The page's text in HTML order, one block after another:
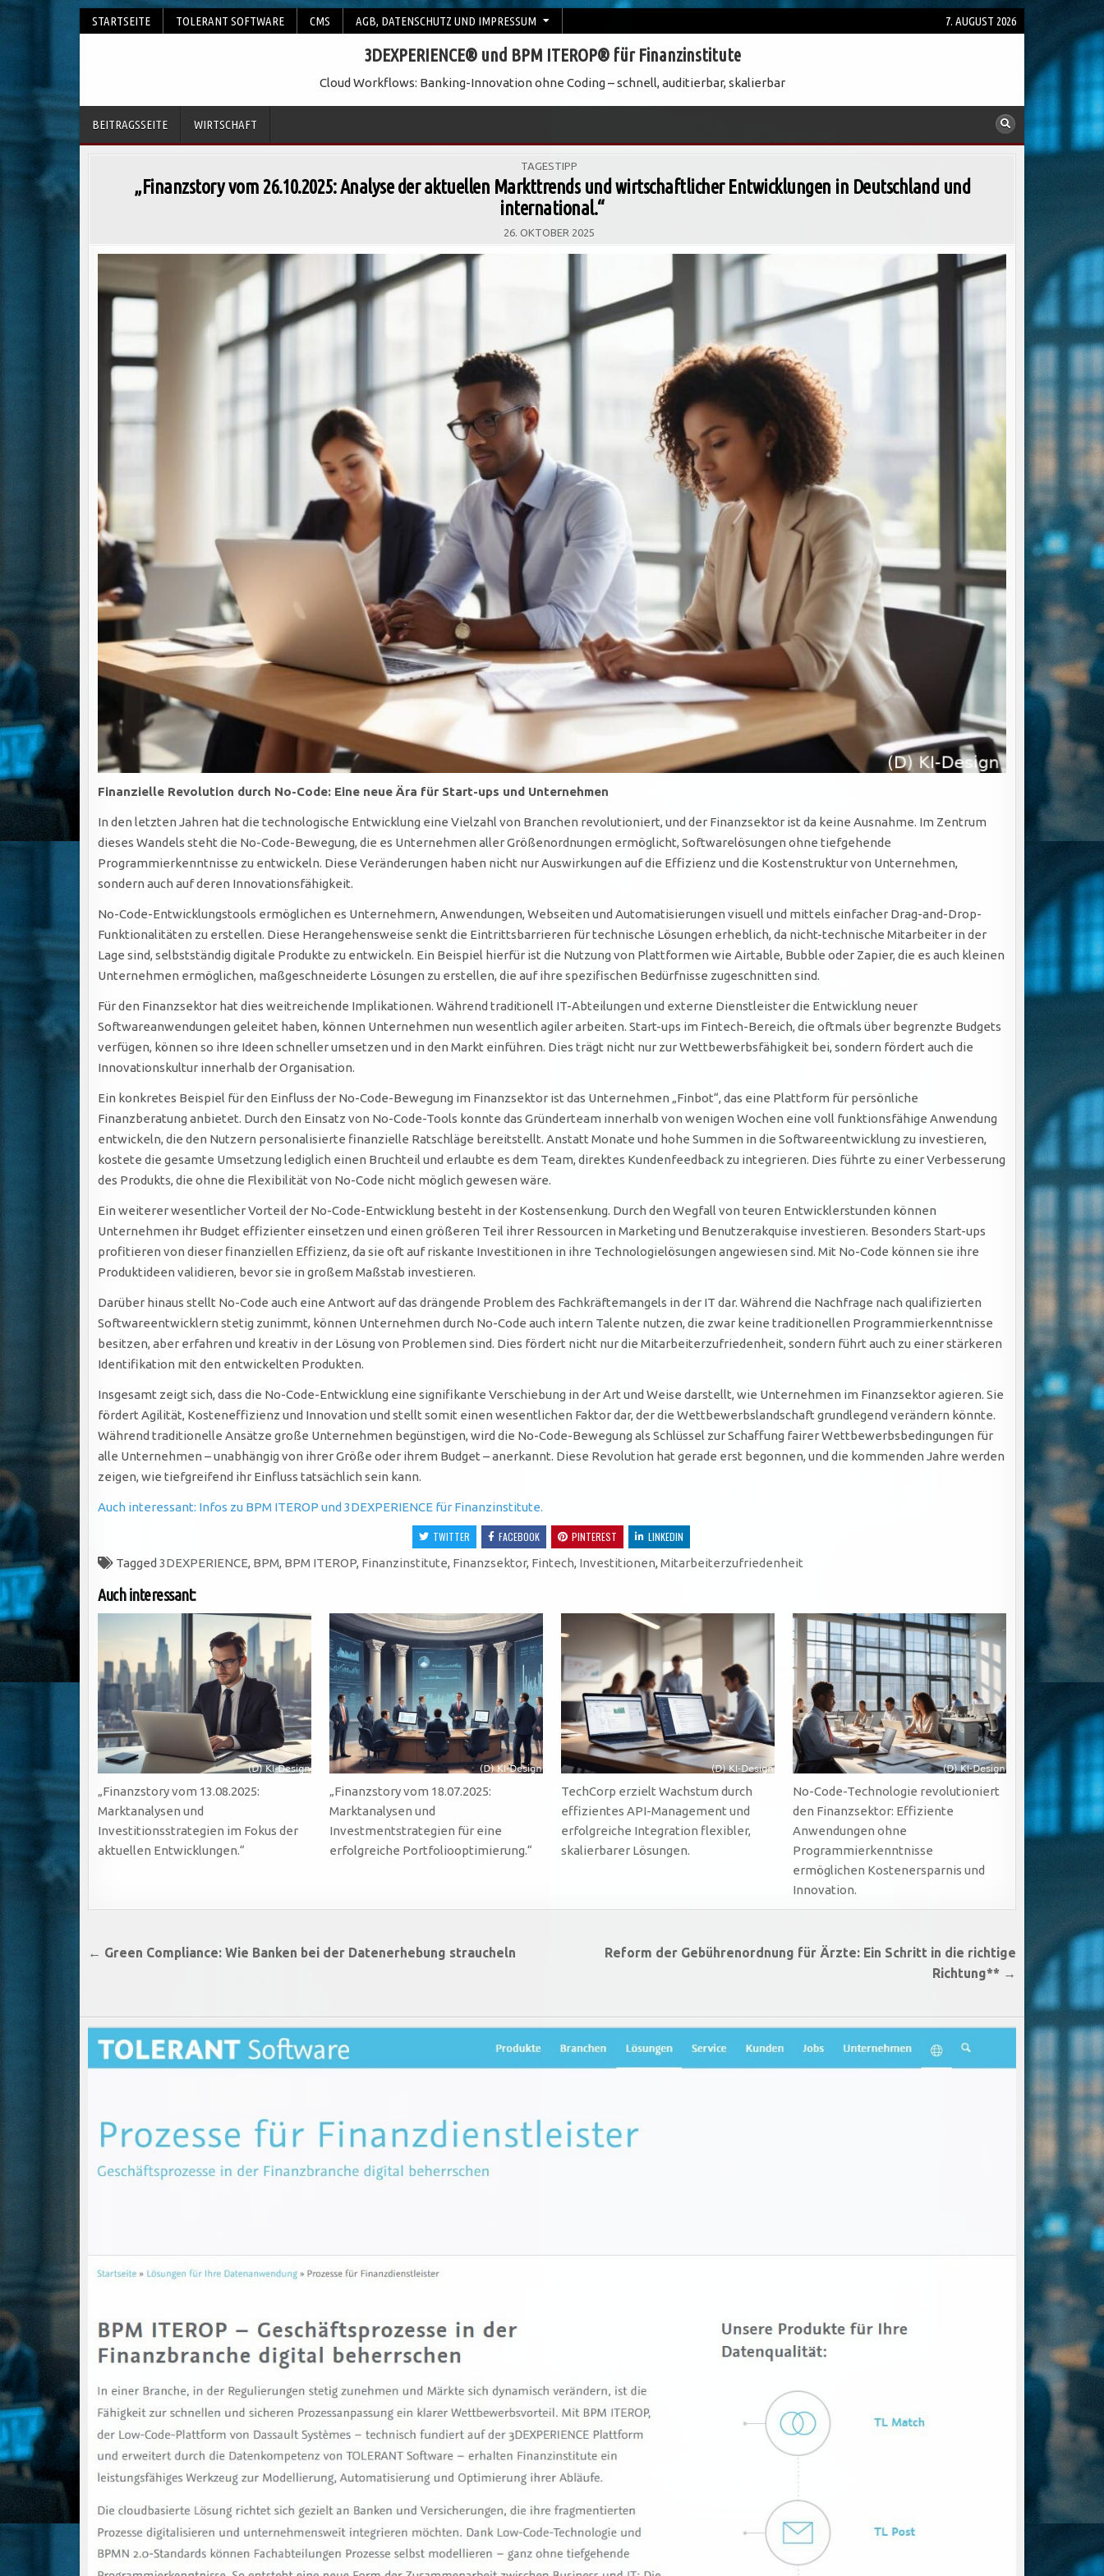
STARTSEITE TOLERANT SOFTWARE CMS AGB, DATENSCHUTZ UND IMPRESSUM 7. AUGUST 2026
3DEXPERIENCE® und BPM ITEROP® für Finanzinstitute
Cloud Workflows: Banking-Innovation ohne Coding – schnell, auditierbar, skalierbar
BEITRAGSSEITE WIRTSCHAFT
POSTED
IN
TAGESTIPP
„Finanzstory vom 26.10.2025: Analyse der aktuellen Markttrends und wirtschaftlicher Entwicklungen in Deutschland und
international.“
26. OKTOBER 2025
Finanzielle Revolution durch No-Code: Eine neue Ära für Start-ups und Unternehmen
In den letzten Jahren hat die technologische Entwicklung eine Vielzahl von Branchen revolutioniert, und der Finanzsektor ist da keine Ausnahme. Im Zentrum
dieses Wandels steht die No-Code-Bewegung, die es Unternehmen aller Größenordnungen ermöglicht, Softwarelösungen ohne tiefgehende
Programmierkenntnisse zu entwickeln. Diese Veränderungen haben nicht nur Auswirkungen auf die Effizienz und die Kostenstruktur von Unternehmen,
sondern auch auf deren Innovationsfähigkeit.
No-Code-Entwicklungstools ermöglichen es Unternehmern, Anwendungen, Webseiten und Automatisierungen visuell und mittels einfacher Drag-and-Drop-
Funktionalitäten zu erstellen. Diese Herangehensweise senkt die Eintrittsbarrieren für technische Lösungen erheblich, da nicht-technische Mitarbeiter in der
Lage sind, selbstständig digitale Produkte zu entwickeln. Ein Beispiel hierfür ist die Nutzung von Plattformen wie Airtable, Bubble oder Zapier, die es auch kleinen
Unternehmen ermöglichen, maßgeschneiderte Lösungen zu erstellen, die auf ihre spezifischen Bedürfnisse zugeschnitten sind.
Für den Finanzsektor hat dies weitreichende Implikationen. Während traditionell IT-Abteilungen und externe Dienstleister die Entwicklung neuer
Softwareanwendungen geleitet haben, können Unternehmen nun wesentlich agiler arbeiten. Start-ups im Fintech-Bereich, die oftmals über begrenzte Budgets
verfügen, können so ihre Ideen schneller umsetzen und in den Markt einführen. Dies trägt nicht nur zur Wettbewerbsfähigkeit bei, sondern fördert auch die
Innovationskultur innerhalb der Organisation.
Ein konkretes Beispiel für den Einfluss der No-Code-Bewegung im Finanzsektor ist das Unternehmen „Finbot“, das eine Plattform für persönliche
Finanzberatung anbietet. Durch den Einsatz von No-Code-Tools konnte das Gründerteam innerhalb von wenigen Wochen eine voll funktionsfähige Anwendung
entwickeln, die den Nutzern personalisierte finanzielle Ratschläge bereitstellt. Anstatt Monate und hohe Summen in die Softwareentwicklung zu investieren,
kostete die gesamte Umsetzung lediglich einen Bruchteil und erlaubte es dem Team, direktes Kundenfeedback zu integrieren. Dies führte zu einer Verbesserung
des Produkts, die ohne die Flexibilität von No-Code nicht möglich gewesen wäre.
Ein weiterer wesentlicher Vorteil der No-Code-Entwicklung besteht in der Kostensenkung. Durch den Wegfall von teuren Entwicklerstunden können
Unternehmen ihr Budget effizienter einsetzen und einen größeren Teil ihrer Ressourcen in Marketing und Benutzerakquise investieren. Besonders Start-ups
profitieren von dieser finanziellen Effizienz, da sie oft auf riskante Investitionen in ihre Technologielösungen angewiesen sind. Mit No-Code können sie ihre
Produktideen validieren, bevor sie in großem Maßstab investieren.
Darüber hinaus stellt No-Code auch eine Antwort auf das drängende Problem des Fachkräftemangels in der IT dar. Während die Nachfrage nach qualifizierten
Softwareentwicklern stetig zunimmt, können Unternehmen durch No-Code auch intern Talente nutzen, die zwar keine traditionellen Programmierkenntnisse
besitzen, aber erfahren und kreativ in der Lösung von Problemen sind. Dies fördert nicht nur die Mitarbeiterzufriedenheit, sondern führt auch zu einer stärkeren
Identifikation mit den entwickelten Produkten.
Insgesamt zeigt sich, dass die No-Code-Entwicklung eine signifikante Verschiebung in der Art und Weise darstellt, wie Unternehmen im Finanzsektor agieren. Sie
fördert Agilität, Kosteneffizienz und Innovation und stellt somit einen wesentlichen Faktor dar, der die Wettbewerbslandschaft grundlegend verändern könnte.
Während traditionelle Ansätze große Unternehmen begünstigen, wird die No-Code-Bewegung als Schlüssel zur Schaffung fairer Wettbewerbsbedingungen für
alle Unternehmen – unabhängig von ihrer Größe oder ihrem Budget – anerkannt. Diese Revolution hat gerade erst begonnen, und die kommenden Jahre werden
zeigen, wie tiefgreifend ihr Einfluss tatsächlich sein kann.
Auch interessant: Infos zu BPM ITEROP und 3DEXPERIENCE für Finanzinstitute.
TWITTER FACEBOOK PINTEREST
LINKEDIN
Tagged 3DEXPERIENCE, BPM, BPM ITEROP, Finanzinstitute, Finanzsektor, Fintech, Investitionen, Mitarbeiterzufriedenheit
Auch interessant:
„Finanzstory vom 13.08.2025:
Marktanalysen und
Investitionsstrategien im Fokus der
aktuellen Entwicklungen.“
„Finanzstory vom 18.07.2025:
Marktanalysen und
Investmentstrategien für eine
erfolgreiche Portfoliooptimierung.“
TechCorp erzielt Wachstum durch
effizientes API-Management und
erfolgreiche Integration flexibler,
skalierbarer Lösungen.
No-Code-Technologie revolutioniert
den Finanzsektor: Effiziente
Anwendungen ohne
Programmierkenntnisse
ermöglichen Kostenersparnis und
Innovation.
Beitragsnavigation
Reform der Gebührenordnung für Ärzte: Ein Schritt in die richtige
Richtung** →
← Green Compliance: Wie Banken bei der Datenerhebung straucheln